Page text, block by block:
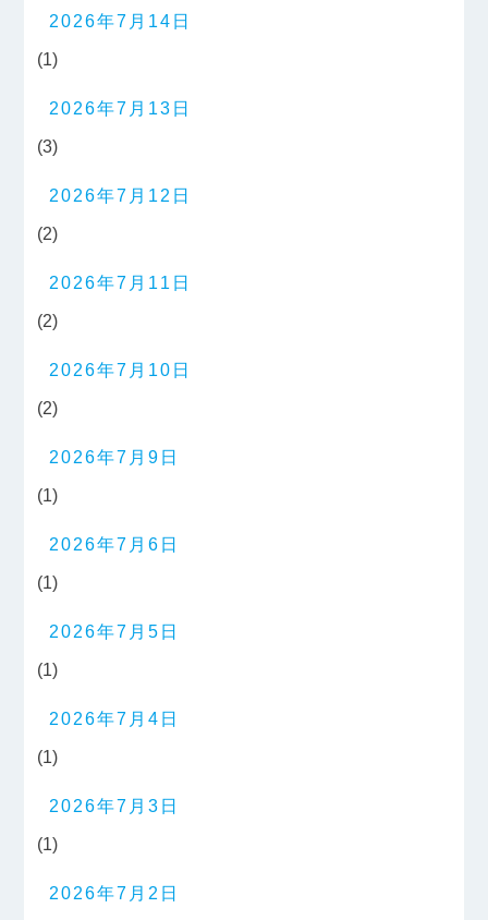
2026年7月14日
(1)
2026年7月13日
(3)
2026年7月12日
(2)
2026年7月11日
(2)
2026年7月10日
(2)
2026年7月9日
(1)
2026年7月6日
(1)
2026年7月5日
(1)
2026年7月4日
(1)
2026年7月3日
(1)
2026年7月2日